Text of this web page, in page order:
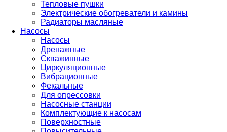
Тепловые пушки
Электрические обогреватели и камины
Радиаторы масляные
Насосы
Насосы
Дренажные
Скважинные
Циркуляционные
Вибрационные
Фекальные
Для опрессовки
Насосные станции
Комплектующие к насосам
Поверхностные